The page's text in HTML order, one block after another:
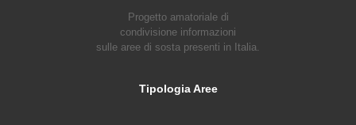
Progetto amatoriale di
condivisione informazioni
sulle aree di sosta presenti in Italia.
Tipologia Aree